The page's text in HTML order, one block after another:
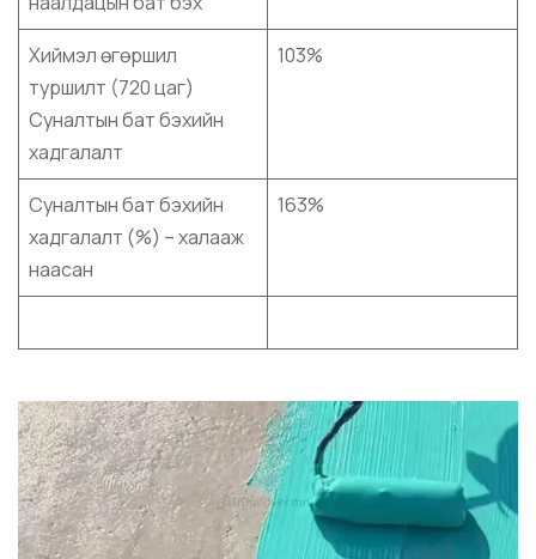
Хиймэл өгөршил
туршилт (720 цаг)
Суналтын бат бэхийн
хадгалалт
103%
Суналтын бат бэхийн
хадгалалт (%) – халааж
наасан
163%